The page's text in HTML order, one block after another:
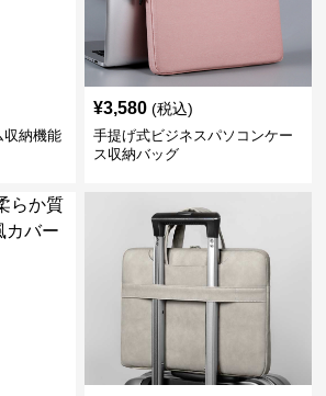
収納機能
¥3,580 (税込)
手提げ式ビジネスパソコンケー
ス収納バッグ